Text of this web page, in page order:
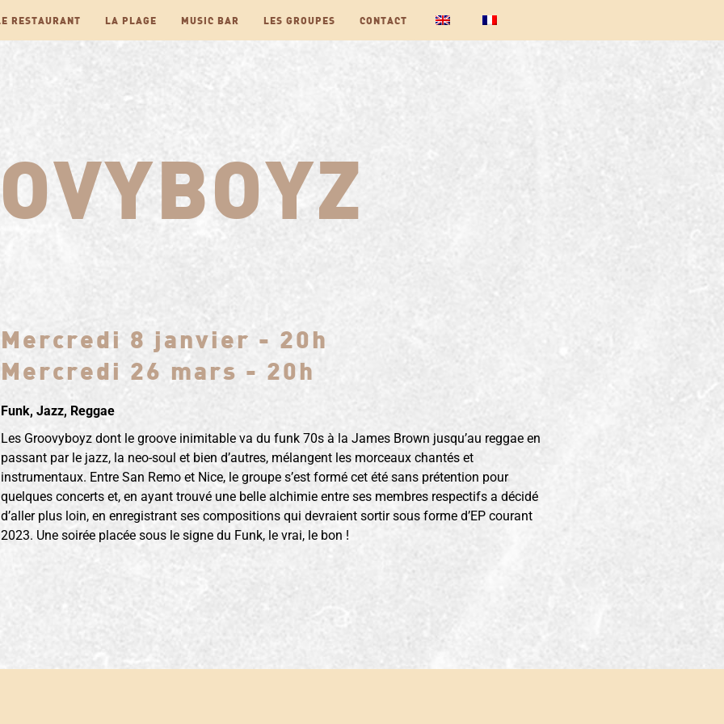
RESTAURANT LA PLAGE MUSIC BAR LES GROUPES CONTACT
Mercredi 8 janvier - 20h
Mercredi 26 mars - 20h
Funk, Jazz, Reggae
Les Groovyboyz dont le groove inimitable va du funk 70s à la James Brown jusqu’au reggae en
passant par le jazz, la neo-soul et bien d’autres, mélangent les morceaux chantés et
instrumentaux. Entre San Remo et Nice, le groupe s’est formé cet été sans prétention pour
quelques concerts et, en ayant trouvé une belle alchimie entre ses membres respectifs a décidé
d’aller plus loin, en enregistrant ses compositions qui devraient sortir sous forme d’EP courant
2023. Une soirée placée sous le signe du Funk, le vrai, le bon !